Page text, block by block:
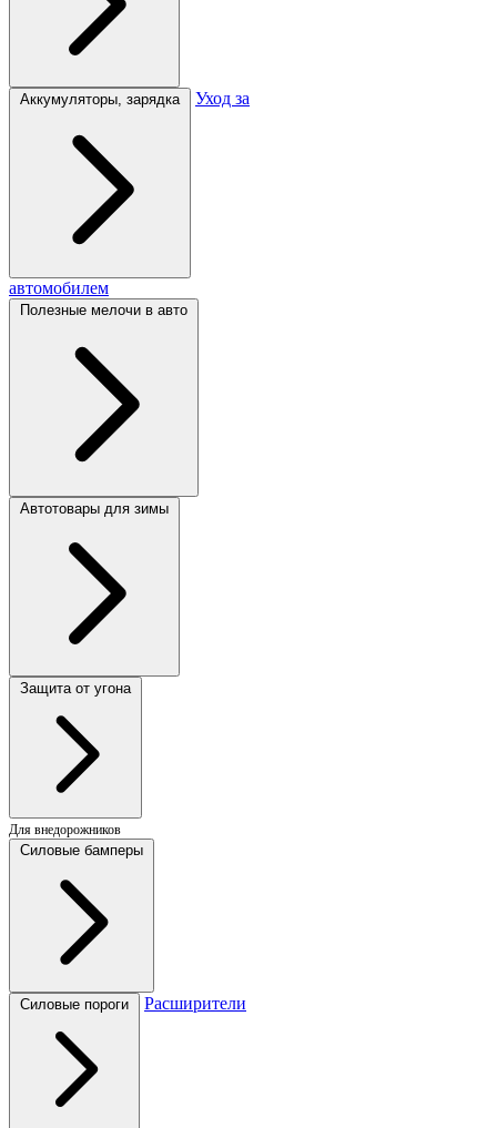
Аккумуляторы, зарядка Уход за
автомобилем
Полезные мелочи в авто
Автотовары для зимы
Защита от угона
Для внедорожников
Силовые бамперы
Силовые пороги Расширители